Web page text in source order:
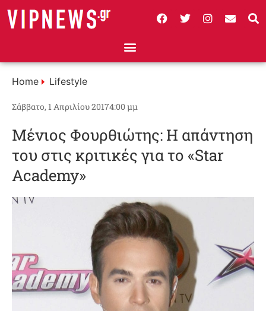
Home Lifestyle
Σάββατο, 1 Απριλίου 20174:00 μμ
Μένιος Φουρθιώτης: Η απάντηση
του στις κριτικές για το «Star
Academy»